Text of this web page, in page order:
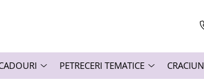
PETRECERI TEMATICE CRACIUN